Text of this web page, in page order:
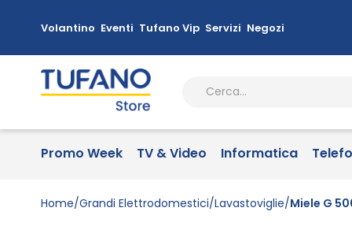
Volantino Eventi Tufano Vip Servizi Negozi
Promo Week TV & Video Informatica
Home Grandi Elettrodomestici Lavastoviglie Miele G